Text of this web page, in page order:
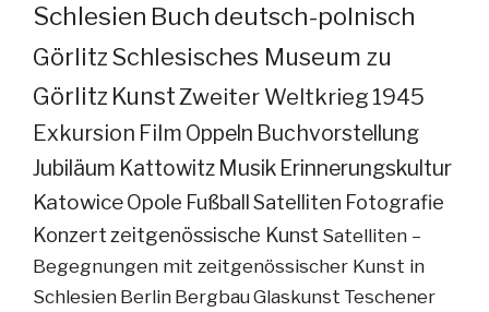
Schlesien Buch deutsch-polnisch
GörlitzSchlesisches Museum zu
Görlitz KunstZweiter Weltkrieg 1945
Exkursion Film Oppeln Buchvorstellung
Jubiläum Kattowitz Musik Erinnerungskultur
KatowiceOpole FußballSatelliten Fotografie
Konzertzeitgenössische Kunst Satelliten –
Begegnungen mit zeitgenössischer Kunst in
Schlesien Berlin BergbauGlaskunst Teschener